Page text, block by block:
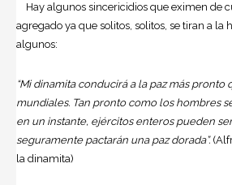
Hay algunos sincericidios que eximen de
agregado ya que solitos, solitos, se tiran a la
algunos:
“Mi dinamita conducirá a la paz más
mundiales. Tan pronto como los hombres
en un instante, ejércitos enteros pueden
seguramente pactarán una paz dorada”.
la dinamita)